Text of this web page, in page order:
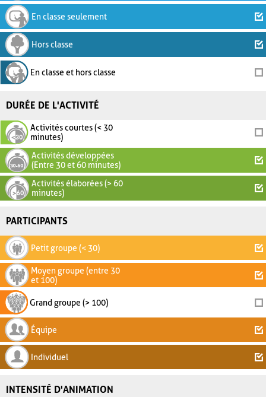
En classe seulement
Hors classe
En classe et hors classe
DURÉE DE L'ACTIVITÉ
Activités courtes (< 30
minutes)
Activités développées
(Entre 30 et 60 minutes)
Activités élaborées (> 60
minutes)
PARTICIPANTS
Petit groupe (< 30)
Moyen groupe (entre 30
et 100)
Grand groupe (> 100)
Équipe
Individuel
INTENSITÉ D'ANIMATION